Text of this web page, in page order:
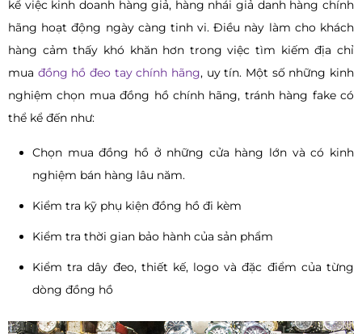
kể việc kinh doanh hàng giả, hàng nhái giả danh hàng chính
hãng hoạt động ngày càng tinh vi. Điều này làm cho khách
hàng cảm thấy khó khăn hơn trong việc tìm kiếm địa chỉ
mua đồng hồ đeo tay chính hãng, uy tín. Một số những kinh
nghiệm chọn mua đồng hồ chính hãng, tránh hàng fake có
thể kể đến như:
Chọn mua đồng hồ ở những cửa hàng lớn và có kinh
nghiệm bán hàng lâu năm.
Kiểm tra kỹ phụ kiện đồng hồ đi kèm
Kiểm tra thời gian bảo hành của sản phẩm
Kiểm tra dây đeo, thiết kế, logo và đặc điểm của từng
dòng đồng hồ